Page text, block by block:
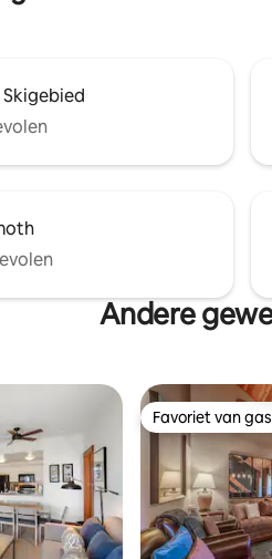
Andere
Favoriet van
Favoriet van